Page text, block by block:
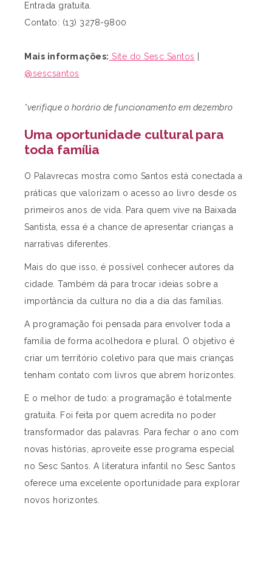
Entrada gratuita.
Contato: (13) 3278-9800
Mais informações: Site do Sesc Santos
@sescsantos
*verifique o horário de funcionamento em dezembro
Uma oportunidade cultural para
toda família
O Palavrecas mostra como Santos está conectada a
práticas que valorizam o acesso ao livro desde os
primeiros anos de vida. Para quem vive na Baixada
Santista, essa é a chance de apresentar crianças a
narrativas diferentes.
Mais do que isso, é possível conhecer autores da
cidade. Também dá para trocar ideias sobre a
importância da cultura no dia a dia das famílias.
A programação foi pensada para envolver toda a
família de forma acolhedora e plural. O objetivo é
criar um território coletivo para que mais crianças
tenham contato com livros que abrem horizontes.
E o melhor de tudo: a programação é totalmente
gratuita. Foi feita por quem acredita no poder
transformador das palavras. Para fechar o ano com
novas histórias, aproveite esse programa especial
no Sesc Santos. A literatura infantil no Sesc Santos
oferece uma excelente oportunidade para explorar
novos horizontes.